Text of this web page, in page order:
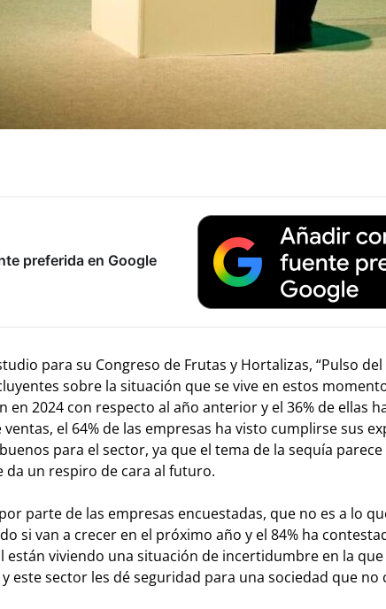
preferida en Google
para su Congreso de Frutas y Hortalizas, “Pulso
sobre la situación que se vive en estos
2024 con respecto al año anterior y el 36% de ellas
el 64% de las empresas ha visto cumplirse sus
para el sector, ya que el tema de la sequía
da un respiro de cara al futuro.
parte de las empresas encuestadas, que no es a lo
si van a crecer en el próximo año y el 84% ha
están viviendo una situación de incertidumbre en la
este sector les dé seguridad para una sociedad que no